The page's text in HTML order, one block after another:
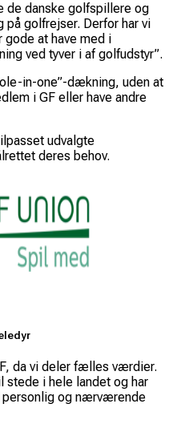
de danske golfspillere og
på golfrejser. Derfor har vi
at have med i
ved tyver i af golfudstyr”.
in-one”-dækning, uden at
i GF eller have andre
udvalgte
deres behov.
da vi deler fælles værdier.
stede i hele landet og har
personlig og nærværende